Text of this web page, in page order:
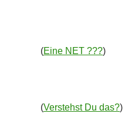
(Eine NET ???)
(Verstehst Du das?)